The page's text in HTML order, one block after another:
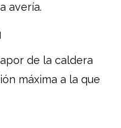
avería.
de la caldera
máxima a la que